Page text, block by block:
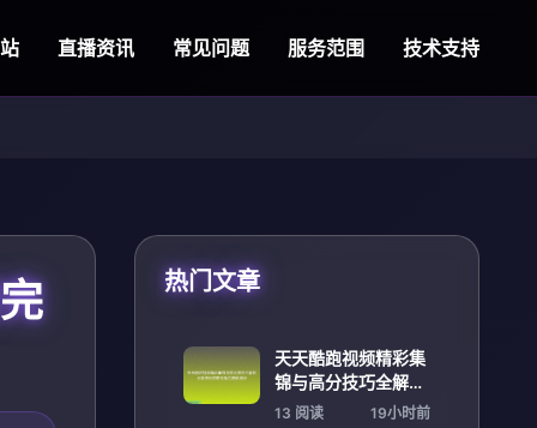
直播资讯 常见问题 服务范围 技术支持
热门文章
天天酷跑视频精彩集
锦与高分技巧全解析
分享进阶攻略与角色
13 阅读 19小时前